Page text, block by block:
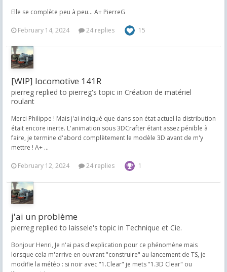
Elle se complète peu à peu... A+ PierreG
February 14, 2024 24 replies 15
[WIP] locomotive 141R
pierreg replied to pierreg's topic in Création de matériel
roulant
Merci Philippe ! Mais j'ai indiqué que dans son état actuel la distribution
était encore inerte. L'animation sous 3DCrafter étant assez pénible à
faire, je termine d'abord complètement le modèle 3D avant de m'y
mettre ! A+ ...
February 12, 2024 24 replies 1
j'ai un problème
pierreg replied to laissele's topic in Technique et Cie.
Bonjour Henri, Je n'ai pas d'explication pour ce phénomène mais
lorsque cela m'arrive en ouvrant "construire" au lancement de TS, je
modifie la météo : si noir avec "1.Clear" je mets "1.3D Clear" ou